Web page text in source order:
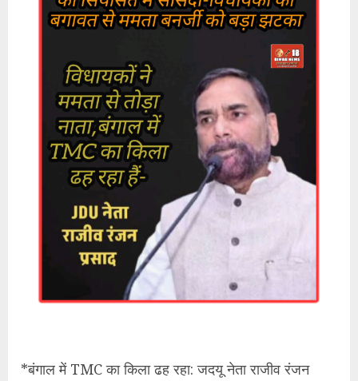
*बंगाल में TMC का किला ढह रहा: जदयू नेता राजीव रंजन